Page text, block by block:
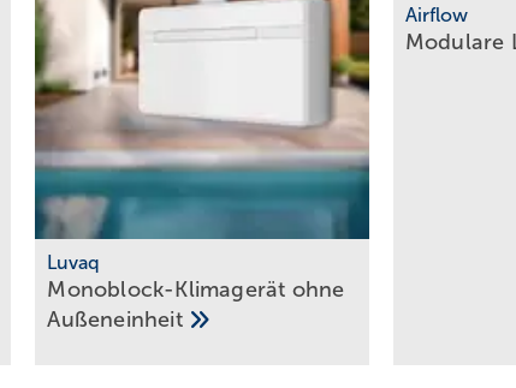
Luvaq
Monoblock-Klimagerät ohne
Außeneinheit
Airflow
Modulare